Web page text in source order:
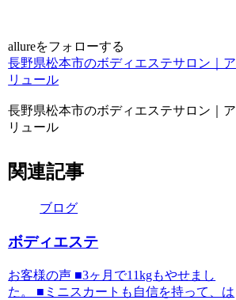
allureをフォローする
長野県松本市のボディエステサロン｜ア
リュール
長野県松本市のボディエステサロン｜ア
リュール
関連記事
ブログ
ボディエステ
お客様の声 ■3ヶ月で11kgもやせまし
た。 ■ミニスカートも自信を持って、は